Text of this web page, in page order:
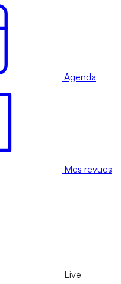
Agenda
Mes revues
Live